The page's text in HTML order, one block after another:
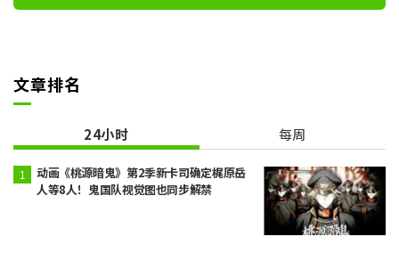
文章排名
24小时 每周
动画《桃源暗鬼》第2季新卡司确定梶原岳
人等8人！鬼国队视觉图也同步解禁